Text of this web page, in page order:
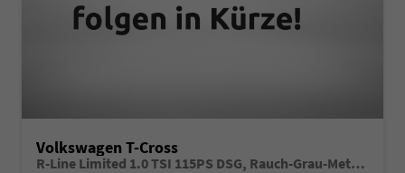
Volkswagen T-Cross
R-Line Limited 1.0 TSI 115PS DSG, Rauch-Grau-Metallic, 5 JAHRE GARANTIE, ANHÄNGERKUPPLUNG, CLIMATRONIC, SITZHEIZUNG, 18" Alu, MATRIX-LED, Adaptiver Tempomat ACC, Parksensoren, Rückfahrkamera, Keyless, Abgedunkelte Scheiben, Radio "Ready2Discover" + App-Connect